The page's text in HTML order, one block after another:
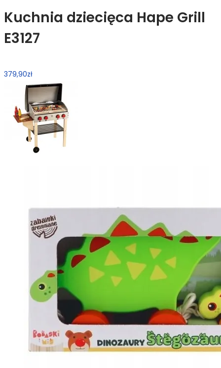
Kuchnia dziecięca Hape Grill
E3127
379,90zł